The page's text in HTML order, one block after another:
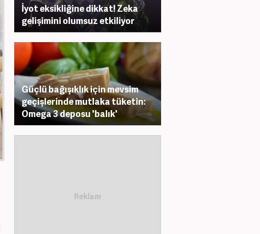
İyot eksikliğine dikkat! Zeka
gelişimini olumsuz etkiliyor
Güçlü bağışıklık için mevsim
geçişlerinde mutlaka tüketin:
Omega 3 deposu 'balık'